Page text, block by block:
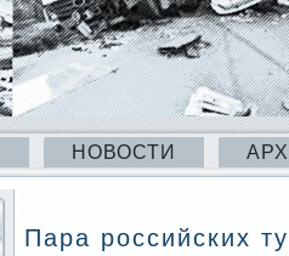
НОВОСТИ
Пара российских